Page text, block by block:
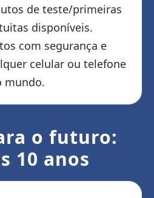
de teste/primeiras
disponíveis.
com segurança e
celular ou telefone
mundo.
o futuro:
10 anos